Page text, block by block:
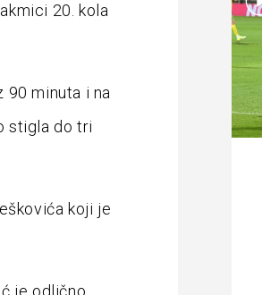
20. kola
90 minuta i na
stigla do tri
koji je
je odlično